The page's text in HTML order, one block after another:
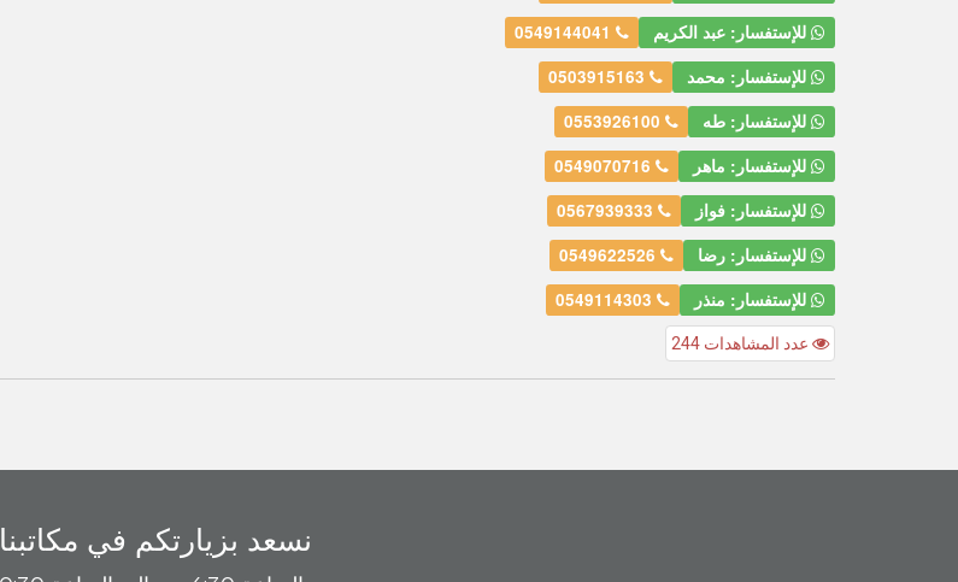
للإستفسار: عبد الكريم
للإستفسار: محمد
للإستفسار: طه
للإستفسار: ماهر
للإستفسار: فواز
للإستفسار: رضا
للإستفسار: منذر
عدد المشاهدات 244
نسعد بزيارتكم في مكاتبنا